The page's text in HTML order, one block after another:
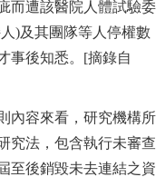
而遭該醫院人體試驗委
)及其團隊等人停權數
事後知悉。[摘錄自
內容來看，研究機構所
究法，包含執行未審查
至後銷毀未去連結之資